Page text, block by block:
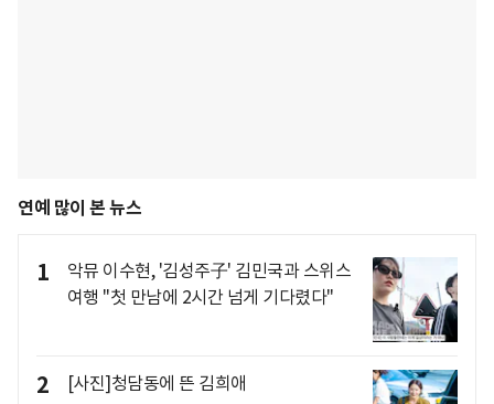
연예 많이 본 뉴스
1
악뮤 이수현, '김성주子' 김민국과 스위스
여행 "첫 만남에 2시간 넘게 기다렸다"
2 [사진]청담동에 뜬 김희애